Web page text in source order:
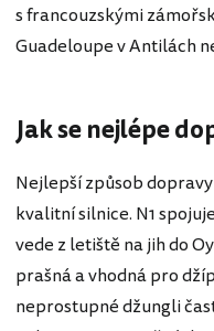
s francouzskými
Guadeloupe v Antilách
Jak se nejlépe
Nejlepší způsob
kvalitní silnice. N1
vede z letiště na jih do
prašná a vhodná pro
neprostupné džungli